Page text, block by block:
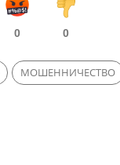
0 0
МОШЕННИЧЕСТВО